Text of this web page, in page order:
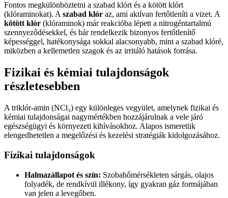
Fontos megkülönböztetni a szabad klórt és a kötött klórt
(klóraminokat). Aszabad klór az, ami aktívan fertőtleníti a vizet. A
kötött klór (klóraminok) már reakcióba lépett a nitrogéntartalmú
szennyeződésekkel, és bár rendelkezik bizonyos fertőtlenítő
képességgel, hatékonysága sokkal alacsonyabb, mint a szabad klóré,
miközben a kellemetlen szagok és az irritáló hatások forrása.
Fizikai és kémiai tulajdonságok
részletesebben
A triklór-amin (NCl₃) egy különleges vegyület, amelynek fizikai és
kémiai tulajdonságai nagymértékben hozzájárulnak a vele járó
egészségügyi és környezeti kihívásokhoz. Alapos ismeretük
elengedhetetlen a megelőzési és kezelési stratégiák kidolgozásához.
Fizikai tulajdonságok
Halmazállapot és szín: Szobahőmérsékleten sárgás, olajos
folyadék, de rendkívül illékony, így gyakran gáz formájában
van jelen a levegőben.